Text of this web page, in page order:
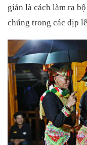
giản là cách làm ra
chúng trong các dịp